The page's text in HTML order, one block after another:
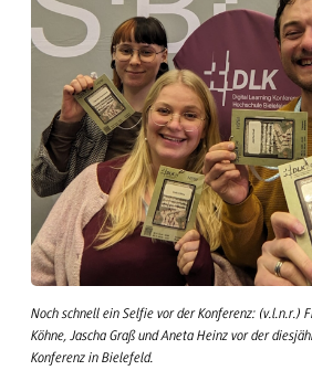
Noch schnell ein Selfie vor der Konferenz: (v.l.n.r.)
Köhne, Jascha Graß und Aneta Heinz vor der
Konferenz in Bielefeld.